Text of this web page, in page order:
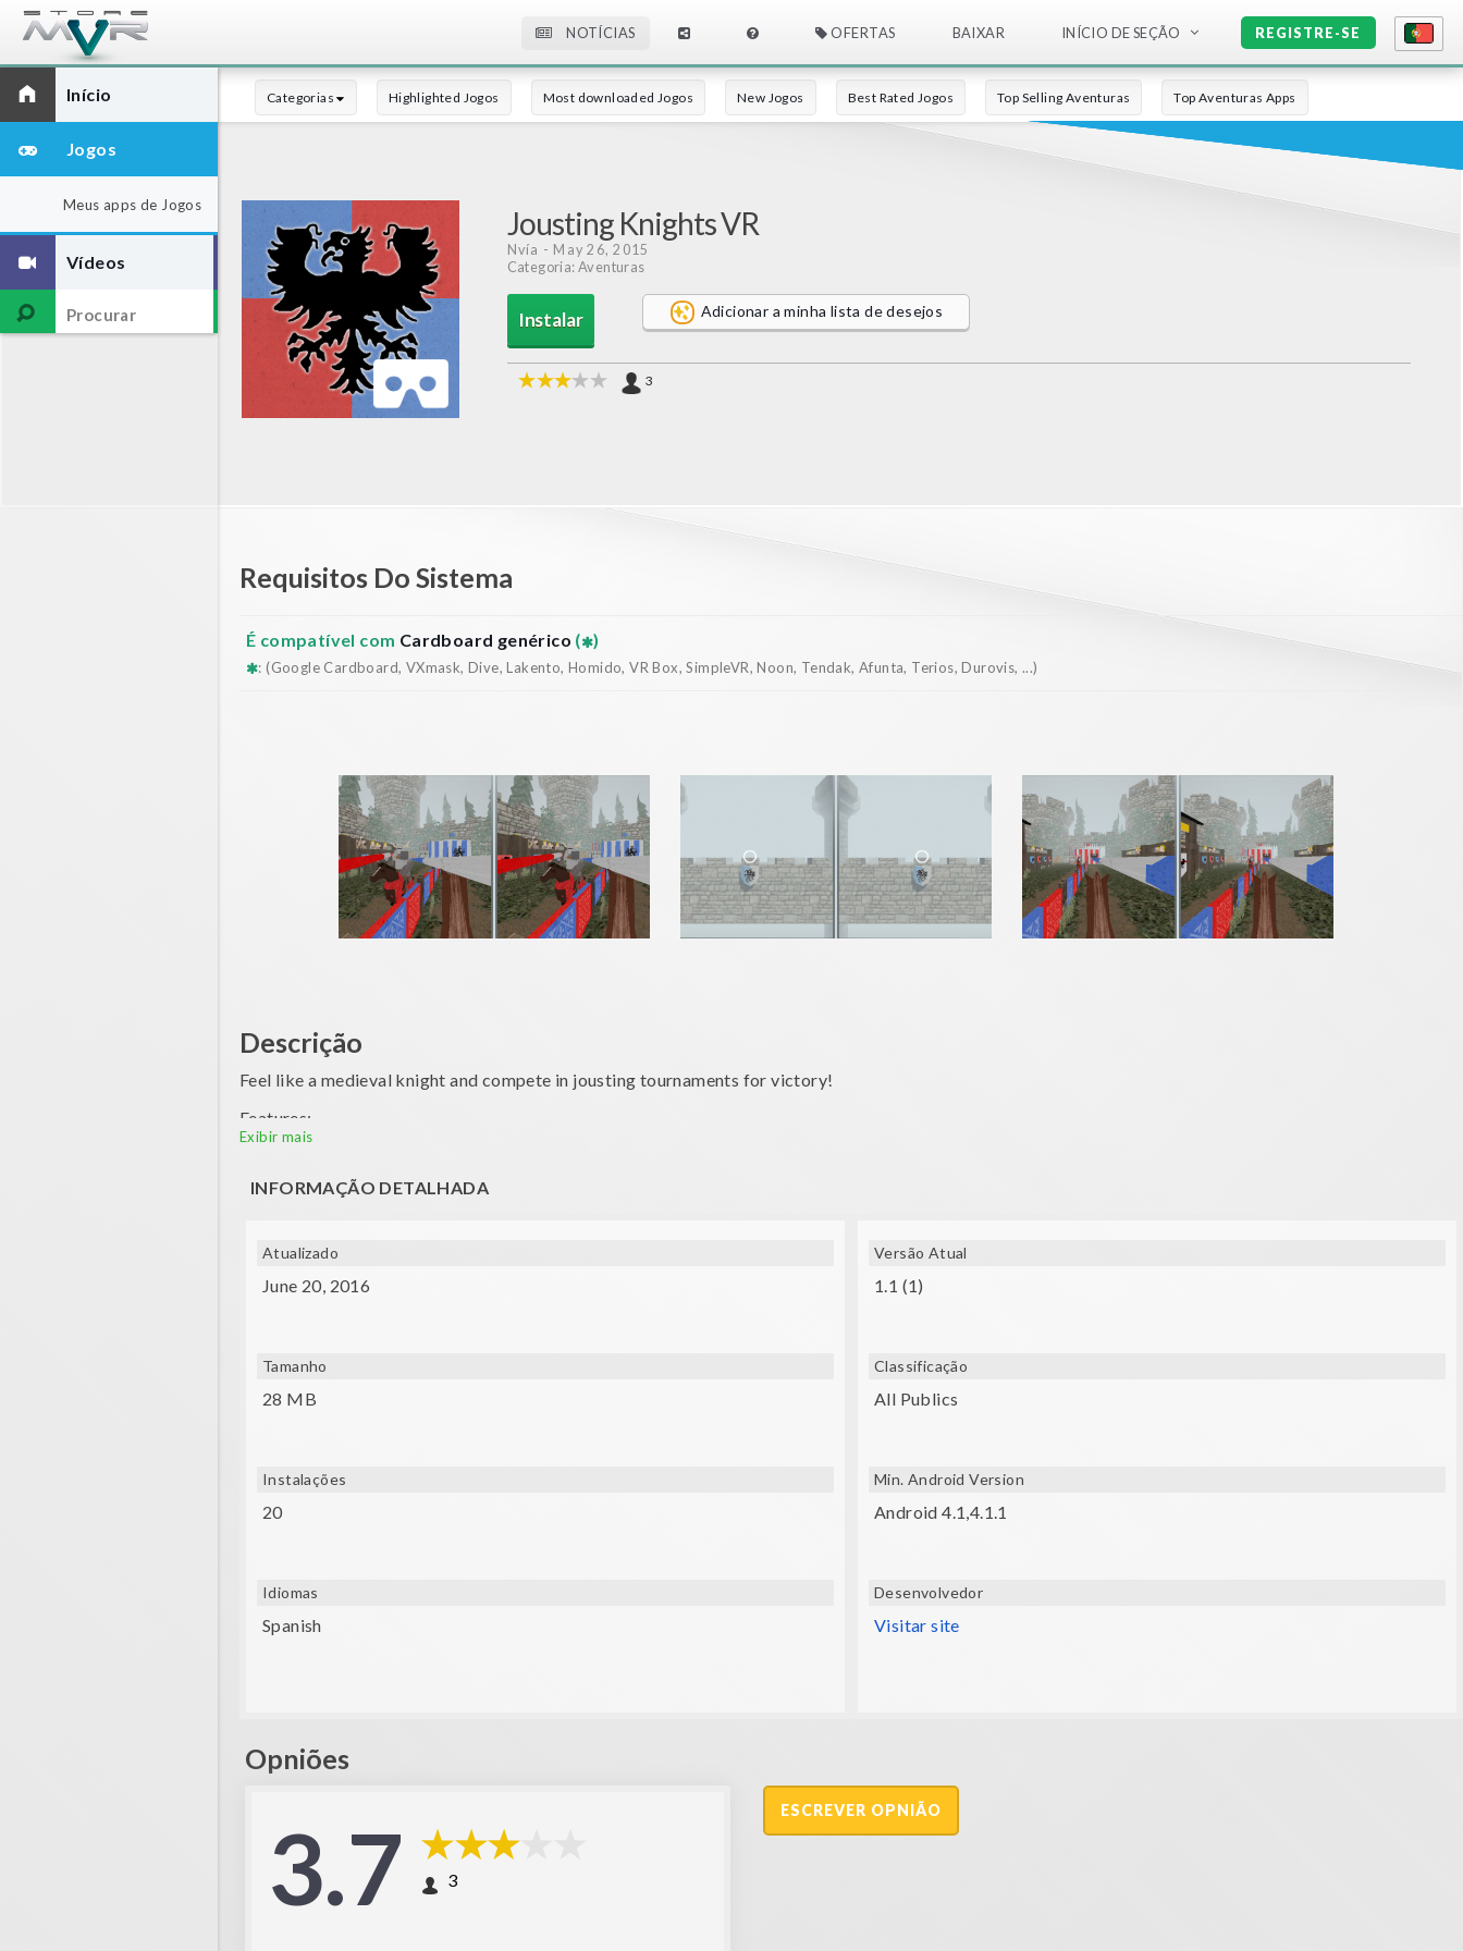
NOTÍCIAS OFERTAS BAIXAR INÍCIO DE SEÇÃO REGISTRE-SE
Início
Jogos
Meus apps de Jogos
Vídeos
Categorias Highlighted Jogos Most downloaded Jogos New Jogos Best Rated Jogos Top Selling Aventuras Top Aventuras Apps
Jousting Knights VR
Nvía - May 26, 2015
Categoria: Aventuras
Instalar Adicionar a minha lista de desejos
3
Requisitos Do Sistema
É compatível com Cardboard genérico ( )
: (Google Cardboard, VXmask, Dive, Lakento, Homido, VR Box, SimpleVR, Noon, Tendak, Afunta, Terios, Durovis, ...)
Descrição
Feel like a medieval knight and compete in jousting tournaments for victory!
Features:
- Control the joust with your mobile phone and your virtual reality glasses.
Exibir mais
INFORMAÇÃO DETALHADA
Atualizado
June 20, 2016
Tamanho
28 MB
Instalações
20
Idiomas
Spanish
Versão Atual
1.1 (1)
Classificação
All Publics
Min. Android Version
Android 4.1,4.1.1
Desenvolvedor
Visitar site
Opniões
3.7 3
ESCREVER OPNIÃO